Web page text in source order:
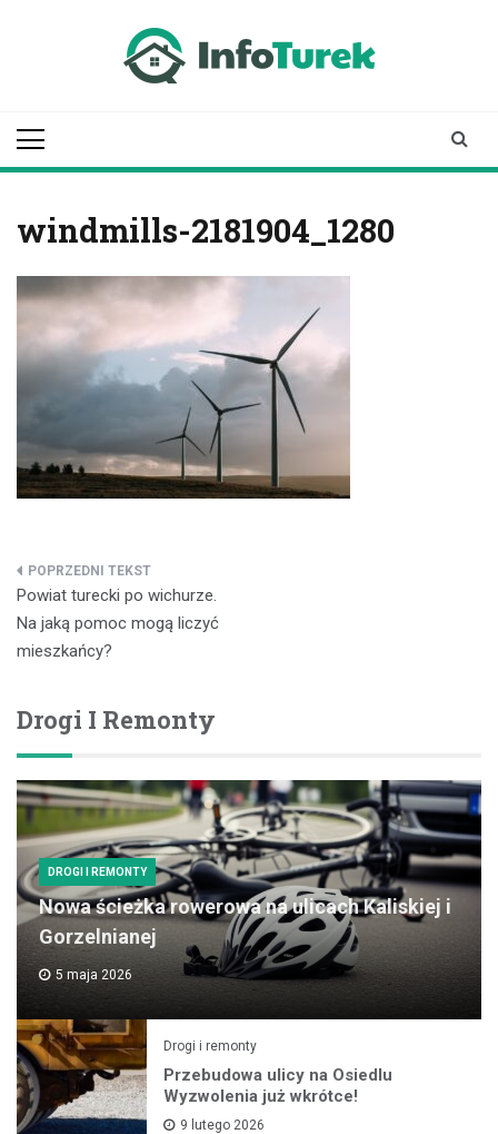
windmills-2181904_1280
Nawigacja
wpisu
Powiat turecki po wichurze.
Na jaką pomoc mogą liczyć
mieszkańcy?
Drogi I Remonty
DROGI I REMONTY
Nowa ścieżka rowerowa na ulicach Kaliskiej i
Gorzelnianej
5 maja 2026
Drogi i remonty
Przebudowa ulicy na Osiedlu
Wyzwolenia już wkrótce!
9 lutego 2026